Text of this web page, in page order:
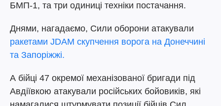
БМП-1, та три одиниці техніки постачання.
Днями, нагадаємо, Сили оборони атакували
ракетами JDAM скупчення ворога на Донеччині
та Запоріжжі.
А бійці 47 окремої механізованої бригади під
Авдіївкою атакували російських бойовиків, які